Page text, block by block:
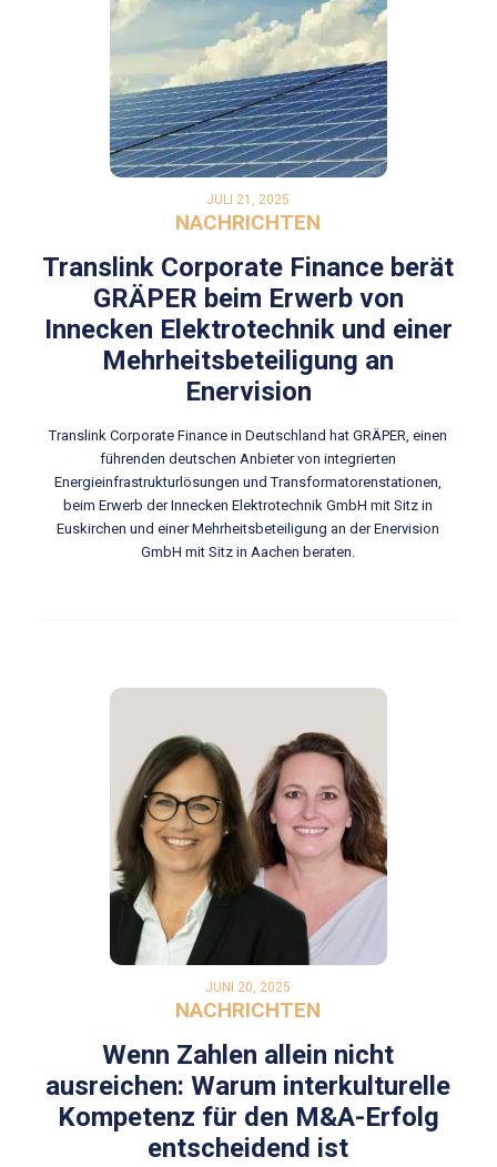
JULI 21, 2025
NACHRICHTEN
Translink Corporate Finance berät
GRÄPER beim Erwerb von
Innecken Elektrotechnik und einer
Mehrheitsbeteiligung an
Enervision
Translink Corporate Finance in Deutschland hat GRÄPER, einen
führenden deutschen Anbieter von integrierten
Energieinfrastrukturlösungen und Transformatorenstationen,
beim Erwerb der Innecken Elektrotechnik GmbH mit Sitz in
Euskirchen und einer Mehrheitsbeteiligung an der Enervision
GmbH mit Sitz in Aachen beraten.
JUNI 20, 2025
NACHRICHTEN
Wenn Zahlen allein nicht
ausreichen: Warum interkulturelle
Kompetenz für den M&A-Erfolg
entscheidend ist